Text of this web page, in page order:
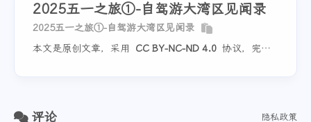
2025五一之旅①-自驾游大湾区见闻录
2025五一之旅①-自驾游大湾区见闻录
本文是原创文章，采用
CC BY-NC-ND 4.0 协议，完整
评论 隐私政策